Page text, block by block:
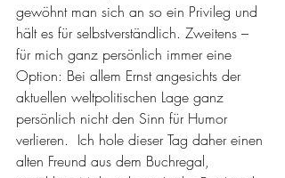
gewöhnt man sich an so ein Privileg und
hält es für selbstverständlich. Zweitens –
für mich ganz persönlich immer eine
Option: Bei allem Ernst angesichts der
aktuellen weltpolitischen Lage ganz
persönlich nicht den Sinn für Humor
verlieren.  Ich hole dieser Tag daher einen
alten Freund aus dem Buchregal,